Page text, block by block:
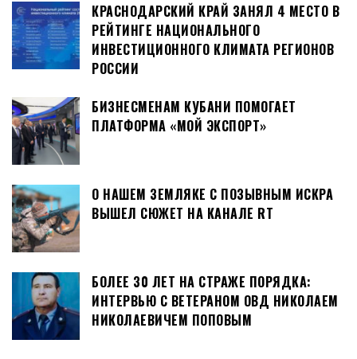
КРАСНОДАРСКИЙ КРАЙ ЗАНЯЛ 4 МЕСТО В
РЕЙТИНГЕ НАЦИОНАЛЬНОГО
ИНВЕСТИЦИОННОГО КЛИМАТА РЕГИОНОВ
РОССИИ
БИЗНЕСМЕНАМ КУБАНИ ПОМОГАЕТ
ПЛАТФОРМА «МОЙ ЭКСПОРТ»
О НАШЕМ ЗЕМЛЯКЕ С ПОЗЫВНЫМ ИСКРА
ВЫШЕЛ СЮЖЕТ НА КАНАЛЕ RT
БОЛЕЕ 30 ЛЕТ НА СТРАЖЕ ПОРЯДКА:
ИНТЕРВЬЮ С ВЕТЕРАНОМ ОВД НИКОЛАЕМ
НИКОЛАЕВИЧЕМ ПОПОВЫМ